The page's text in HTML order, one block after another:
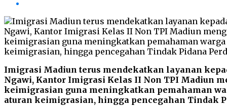
Imigrasi Madiun terus mendekatkan layanan
Ngawi, Kantor Imigrasi Kelas II Non TPI Madiun
keimigrasian guna meningkatkan pemahaman
aturan keimigrasian, hingga pencegahan Tindak